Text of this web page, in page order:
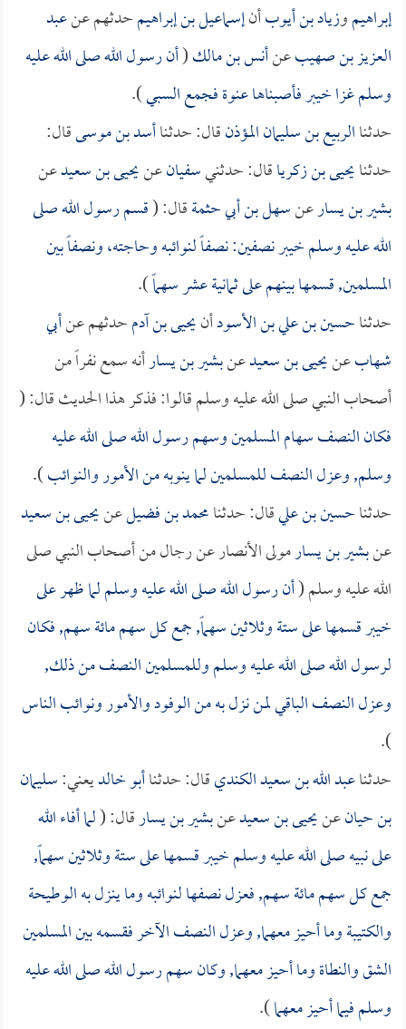
إبراهيموزياد بن أيوبأنإسماعيل بن إبراهيمحدثهم عنعبد
العزيز بن صهيبعنأنس بن مالك(أن رسول الله صلى الله عليه
وسلم غزا خيبر فأصبناها عنوة فجمع السبي).
حدثناالربيع بن سليمان المؤذنقال: حدثناأسد بن موسىقال:
حدثنايحيى بن زكرياقال: حدثنيسفيانعنيحيى بن سعيدعن
بشير بن يسارعنسهل بن أبي حثمةقال: (قسم رسول الله صلى
الله عليه وسلم خيبر نصفين: نصفاً لنوائبه وحاجته، ونصفاً بين
المسلمين, قسمها بينهم على ثمانية عشر سهماً).
حدثناحسين بن علي بن الأسودأنيحيى بن آدمحدثهم عنأبي
شهابعنيحيى بن سعيدعنبشير بن يسارأنه سمع نفراً من
أصحاب النبي صلى الله عليه وسلم قالوا: فذكر هذا الحديث قال: (
فكان النصف سهام المسلمين وسهم رسول الله صلى الله عليه
وسلم, وعزل النصف للمسلمين لما ينوبه من الأمور والنوائب).
حدثناحسين بن عليقال: حدثنامحمد بن فضيلعنيحيى بن سعيد
عنبشير بن يسارمولى الأنصار عن رجال من أصحاب النبي صلى
الله عليه وسلم (أن رسول الله صلى الله عليه وسلم لما ظهر على
خيبر قسمها على ستة وثلاثين سهماً, جمع كل سهم مائة سهم, فكان
لرسول الله صلى الله عليه وسلم وللمسلمين النصف من ذلك,
وعزل النصف الباقي لمن نزل به من الوفود والأمور ونوائب الناس
).
حدثناعبد الله بن سعيد الكنديقال: حدثناأبو خالديعني:سليمان
بن حيانعنيحيى بن سعيدعنبشير بن يسارقال: (لما أفاء الله
على نبيه صلى الله عليه وسلم خيبر قسمها على ستة وثلاثين سهماً,
جمع كل سهم مائة سهم, فعزل نصفها لنوائبه وما ينزل به الوطيحة
والكتيبة وما أحيز معهما, وعزل النصف الآخر فقسمه بين المسلمين
الشق والنطاة وما أحيز معهما, وكان سهم رسول الله صلى الله عليه
وسلم فيما أحيز معهما).